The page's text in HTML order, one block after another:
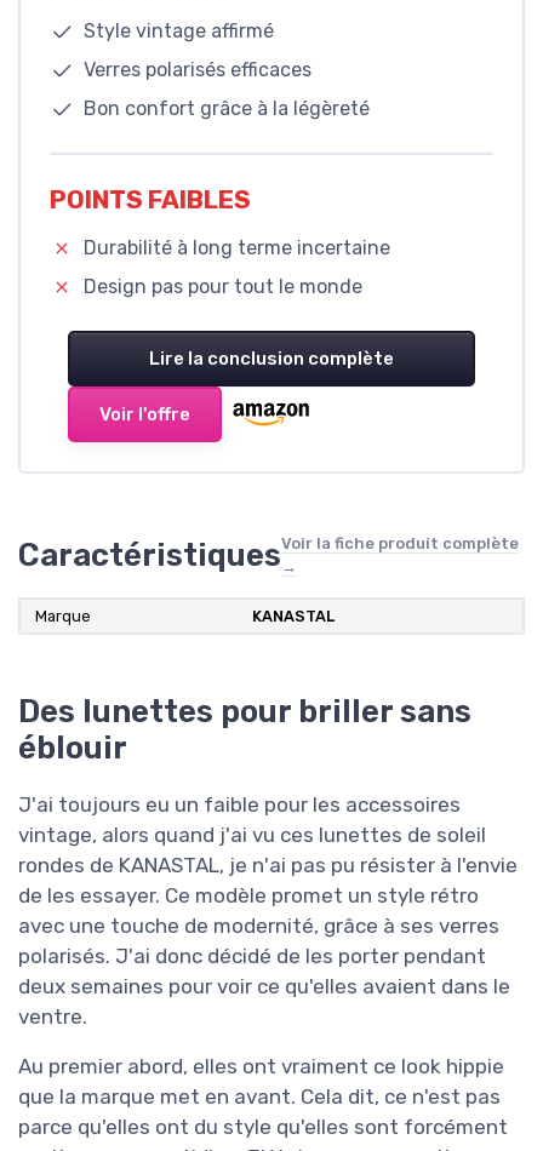
Style vintage affirmé
Verres polarisés efficaces
Bon confort grâce à la légèreté
POINTS FAIBLES
Durabilité à long terme incertaine
Design pas pour tout le monde
Lire la conclusion complète
Voir l'offre
CaractéristiquesVoir la fiche produit complète
→
Marque KANASTAL
Des lunettes pour briller sans
éblouir
J'ai toujours eu un faible pour les accessoires
vintage, alors quand j'ai vu ces lunettes de soleil
rondes de KANASTAL, je n'ai pas pu résister à l'envie
de les essayer. Ce modèle promet un style rétro
avec une touche de modernité, grâce à ses verres
polarisés. J'ai donc décidé de les porter pendant
deux semaines pour voir ce qu'elles avaient dans le
ventre.
Au premier abord, elles ont vraiment ce look hippie
que la marque met en avant. Cela dit, ce n'est pas
parce qu'elles ont du style qu'elles sont forcément